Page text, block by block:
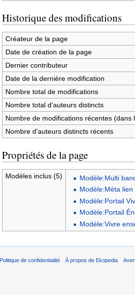
Historique des modifications
Créateur de la page
Date de création de la page
Dernier contributeur
Date de la dernière modification
Nombre total de modifications
Nombre total d'auteurs distincts
Nombre de modifications récentes (dans
Nombre d'auteurs distincts récents
Propriétés de la page
Modèles inclus (5)
Modèle:Multi
Modèle:Méta lien
Modèle:Portail
Modèle:Portail
Modèle:Vivre
Politique de confidentialité À propos de Ekopedia